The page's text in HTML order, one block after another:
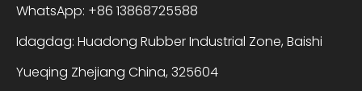
WhatsApp: +86 13868725588
Idagdag: Huadong Rubber Industrial Zone, Baishi
Yueqing Zhejiang China, 325604